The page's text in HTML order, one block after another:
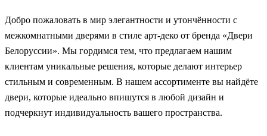
Добро пожаловать в мир элегантности и утончённости с
межкомнатными дверями в стиле арт-деко от бренда «Двери
Белоруссии». Мы гордимся тем, что предлагаем нашим
клиентам уникальные решения, которые делают интерьер
стильным и современным. В нашем ассортименте вы найдёте
двери, которые идеально впишутся в любой дизайн и
подчеркнут индивидуальность вашего пространства.